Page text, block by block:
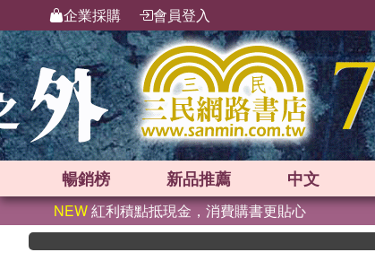
企業採購 會員登入
暢銷榜 新品推薦 中文
NEW紅利積點抵現金，消費購書更貼心